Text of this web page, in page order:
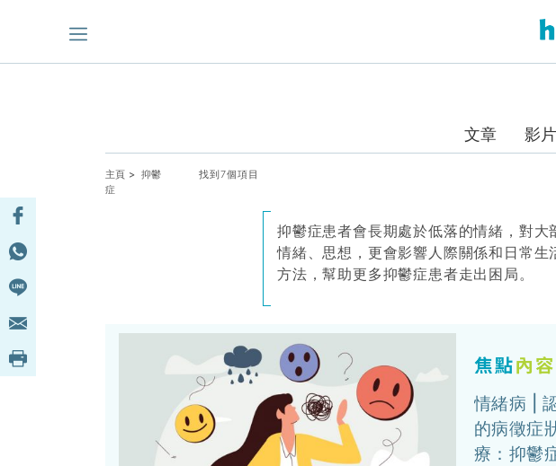
文章 影片
主頁 > 抑鬱
症
找到7個項目
抑鬱症患者會長期處於低落的情緒，對
情緒、思想，更會影響人際關係和日常
方法，幫助更多抑鬱症患者走出困局。
情緒病 |
的病徵症
療：抑鬱